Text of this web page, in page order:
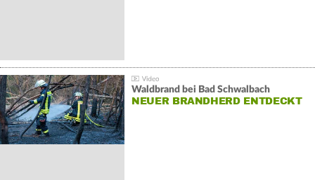
Waldbrand bei Bad Schwalbach
NEUER BRANDHERD ENTDECKT